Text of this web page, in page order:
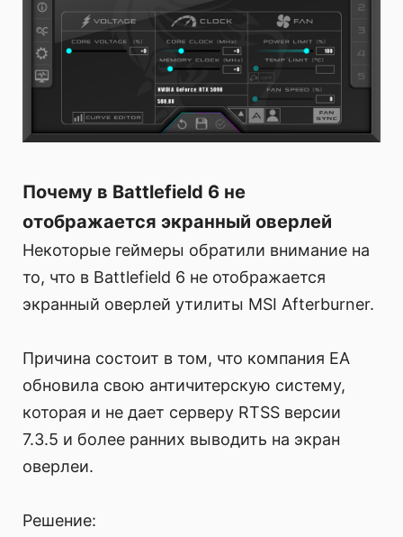
Почему в Battlefield 6 не
отображается экранный оверлей
Некоторые геймеры обратили внимание на
то, что в Battlefield 6 не отображается
экранный оверлей утилиты MSI Afterburner.
Причина состоит в том, что компания EA
обновила свою античитерскую систему,
которая и не дает серверу RTSS версии
7.3.5 и более ранних выводить на экран
оверлеи.
Решение: